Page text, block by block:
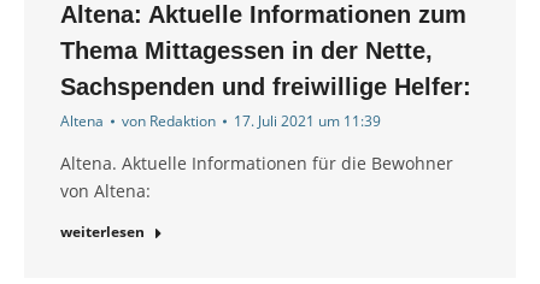
Altena: Aktuelle Informationen zum
Thema Mittagessen in der Nette,
Sachspenden und freiwillige Helfer:
Altena von Redaktion 17. Juli 2021 um 11:39
Altena. Aktuelle Informationen für die Bewohner
von Altena:
weiterlesen